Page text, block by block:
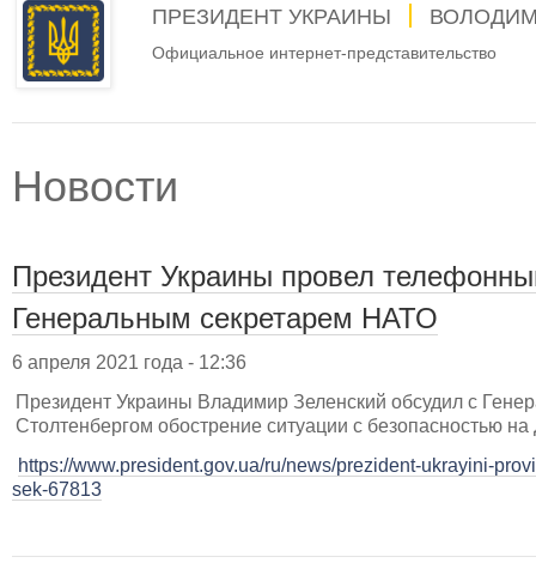
ПРЕЗИДЕНТ УКРАИНЫ
Официальное интернет-представительство
Новости
Президент Украины провел
Генеральным секретарем НАТО
6 апреля 2021 года - 12:36
Президент Украины Владимир Зеленский обсудил с
Столтенбергом обострение ситуации с безопасностью
https://www.president.gov.ua/ru/news/prezident-ukrayini-
sek-67813